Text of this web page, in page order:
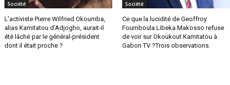
Société
L’activiste Pierre Wilfried Okoumba,
alias Kamitatou d’Adjogho, aurait-il
été lâché par le général-président
dont il était proche ?
Société
Ce que la lucidité de Geoffroy
Foumboula Libeka Makosso refuse
de voir sur Okoukout Kamitatou à
Gabon TV ?Trois observations.